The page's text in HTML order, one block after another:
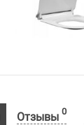
Отзывы 0